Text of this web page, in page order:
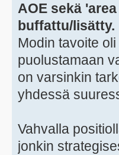
AOE sekä
buffattu/lisätty.
Modin tavoite
puolustamaan
on varsinkin
yhdessä
Vahvalla
jonkin